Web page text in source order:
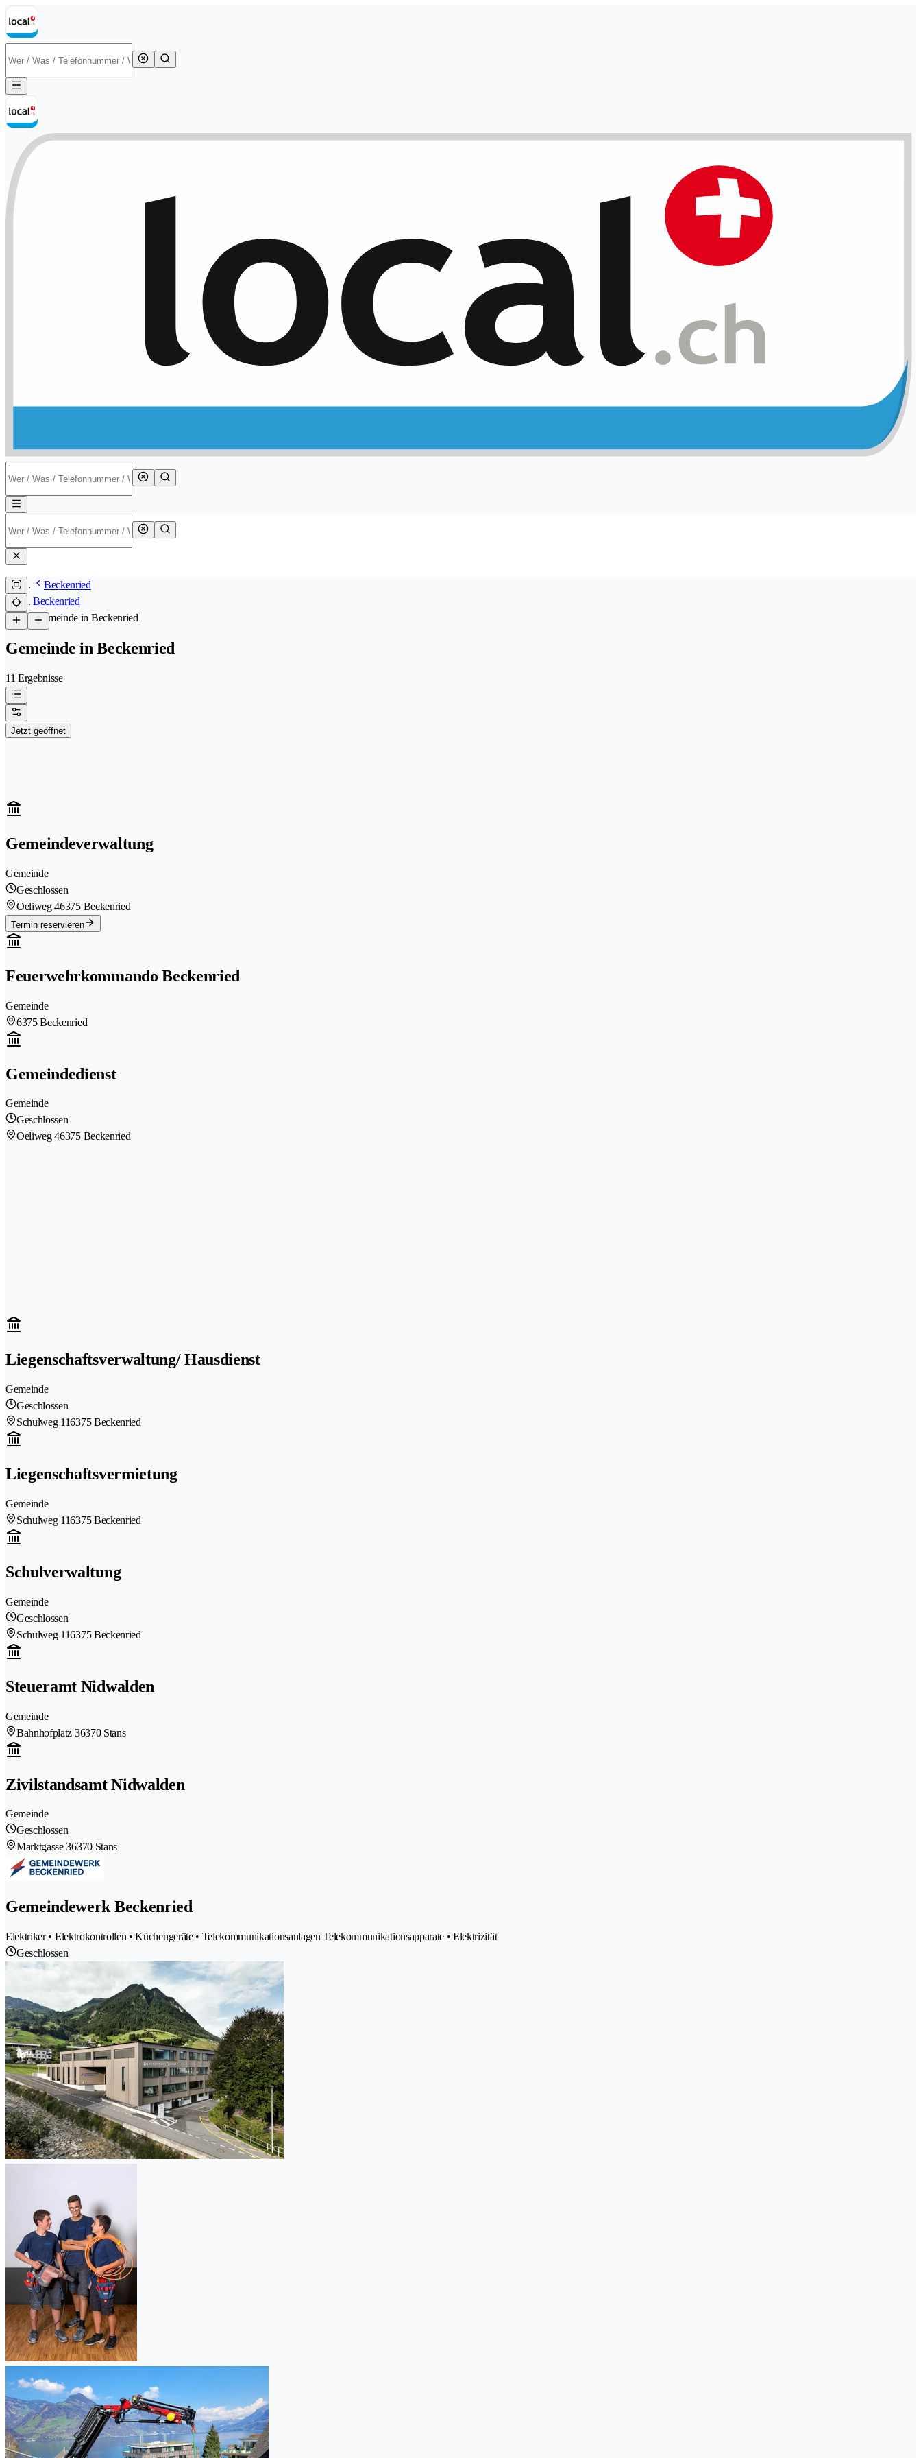
Beckenried
Beckenried
/Gemeinde in Beckenried
Gemeinde in Beckenried
11 Ergebnisse
Jetzt geöffnet
Gemeindeverwaltung
Gemeinde
Geschlossen
Oeliweg 46375 Beckenried
Termin reservieren
Feuerwehrkommando Beckenried
Gemeinde
6375 Beckenried
Gemeindedienst
Gemeinde
Geschlossen
Oeliweg 46375 Beckenried
Liegenschaftsverwaltung/ Hausdienst
Gemeinde
Geschlossen
Schulweg 116375 Beckenried
Liegenschaftsvermietung
Gemeinde
Schulweg 116375 Beckenried
Schulverwaltung
Gemeinde
Geschlossen
Schulweg 116375 Beckenried
Steueramt Nidwalden
Gemeinde
Bahnhofplatz 36370 Stans
Zivilstandsamt Nidwalden
Gemeinde
Geschlossen
Marktgasse 36370 Stans
Gemeindewerk Beckenried
Elektriker • Elektrokontrollen • Küchengeräte • Telekommunikationsanlagen Telekommunikationsapparate • Elektrizität
Geschlossen